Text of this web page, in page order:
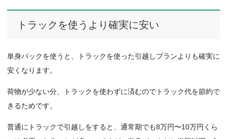
トラックを使うより確実に安い
単身パックを使うと、トラックを使った引越しプランよりも確実に
安くなります。
荷物が少ない分、トラックを使わずに済むのでトラック代を節約で
きるためです。
普通にトラックで引越しをすると、通常期でも8万円〜10万円くら